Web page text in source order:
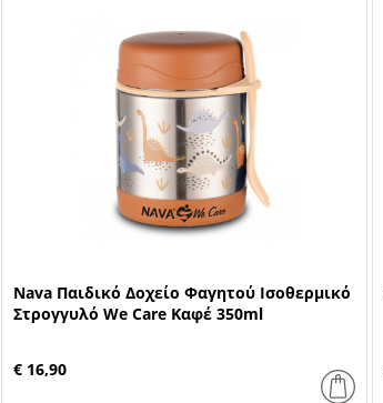
Nava Παιδικό Δοχείο Φαγητού Ισοθερμικό
Στρογγυλό We Care Καφέ 350ml
€ 16,90